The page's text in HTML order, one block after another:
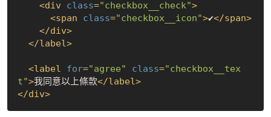
<div class="checkbox__check">
<span class="checkbox__icon">✔</span>
</div>
</label>
<label for="agree" class="checkbox__tex
t">我同意以上條款</label>
</div>